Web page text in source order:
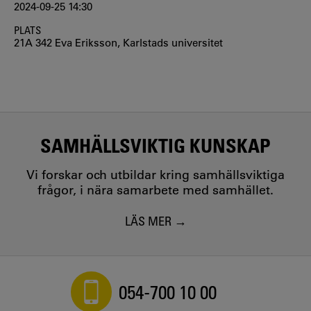
2024-09-25 14:30
PLATS
21A 342 Eva Eriksson, Karlstads universitet
SAMHÄLLSVIKTIG KUNSKAP
Vi forskar och utbildar kring samhällsviktiga
frågor, i nära samarbete med samhället.
LÄS MER
054-700 10 00